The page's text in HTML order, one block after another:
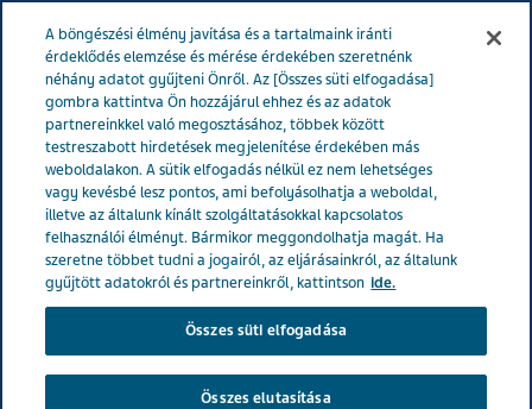
Bemutatjuk az Emberarcú
Egészségért díj 2022
győzteseit
A böngészési élmény javítása és a tartalmaink iránti
érdeklődés elemzése és mérése érdekében szeretnénk
néhány adatot gyűjteni Önről. Az [Összes süti elfogadása]
gombra kattintva Ön hozzájárul ehhez és az adatok
partnereinkkel való megosztásához, többek között
testreszabott hirdetések megjelenítése érdekében más
weboldalakon. A sütik elfogadás nélkül ez nem lehetséges
vagy kevésbé lesz pontos, ami befolyásolhatja a weboldal,
illetve az általunk kínált szolgáltatásokkal kapcsolatos
felhasználói élményt. Bármikor meggondolhatja magát. Ha
szeretne többet tudni a jogairól, az eljárásainkról, az általunk
gyűjtött adatokról és partnereinkről, kattintson ide.
Összes süti elfogadása
Összes elutasítása